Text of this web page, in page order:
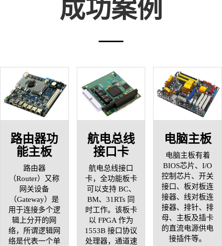
成功案例
路由器功
能主板
路由器
（Router）又称
网关设备
（Gateway）是
用于连接多个逻
辑上分开的网
络，所谓逻辑网
络是代表一个单
航电总线
接口卡
航电总线接口
卡，全功能板卡
可以支持 BC、
BM、31RTs 同
时工作。该板卡
以 FPGA 作为
1553B 接口协议
处理器，通道速
电脑主板
电脑主板有着
BIOS芯片、I/O
控制芯片、开关
接口、板对板连
接器、线对板连
接器、排针、排
母、主板及插卡
的直流电源供电
接插件等。